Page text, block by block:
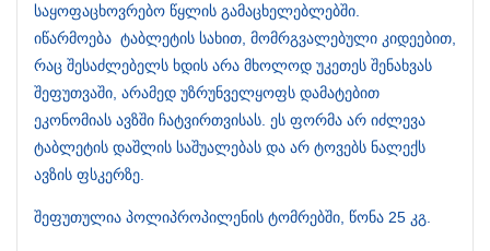
საყოფაცხოვრებო წყლის გამაცხელებლებში.
იწარმოება ტაბლეტის სახით, მომრგვალებული კიდეებით,
რაც შესაძლებელს ხდის არა მხოლოდ უკეთეს შენახვას
შეფუთვაში, არამედ უზრუნველყოფს დამატებით
ეკონომიას ავზში ჩატვირთვისას. ეს ფორმა არ იძლევა
ტაბლეტის დაშლის საშუალებას და არ ტოვებს ნალექს
ავზის ფსკერზე.
შეფუთულია პოლიპროპილენის ტომრებში, წონა 25 კგ.